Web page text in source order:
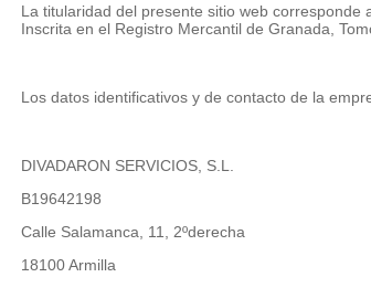
La titularidad del presente sitio web corresponde
Inscrita en el Registro Mercantil de Granada,
Los datos identificativos y de contacto de la
DIVADARON SERVICIOS, S.L.
B19642198
Calle Salamanca, 11, 2ºderecha
18100 Armilla